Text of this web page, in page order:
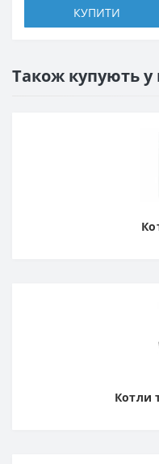
КУПИТИ
Також купують у
Котли